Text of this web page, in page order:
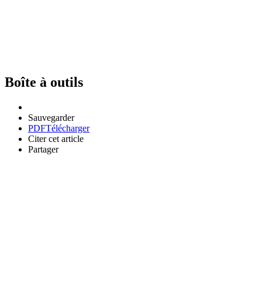
Boîte à outils
Sauvegarder
PDFTélécharger
Citer cet article
Partager